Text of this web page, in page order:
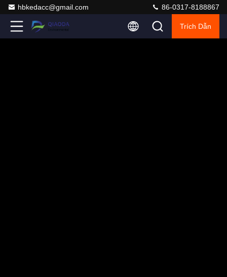
hbkedacc@gmail.com 86-0317-8188867
Trích Dẫn